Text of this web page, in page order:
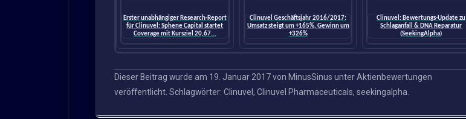
Erster unabhängiger Research-Report
für Clinuvel: Sphene Capital startet
Coverage mit Kursziel 20,67...
Clinuvel Geschäftsjahr 2016/2017:
Umsatz steigt um +165%, Gewinn um
+326%
Clinuvel: Bewertungs-Update zu
Schlaganfall & DNA Reparatur
(SeekingAlpha)
Dieser Beitrag wurde am 19. Januar 2017von MinusSinus unterAktienbewertungen
veröffentlicht. Schlagwörter: Clinuvel , Clinuvel Pharmaceuticals, seekingalpha